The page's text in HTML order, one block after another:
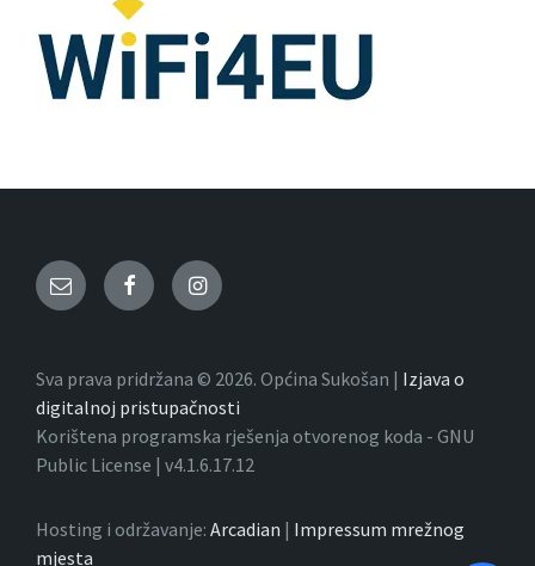
Email FacebookInstagram
Sva prava pridržana © 2026. Općina Sukošan | Izjava o
digitalnoj pristupačnosti
Korištena programska rješenja otvorenog koda - GNU
Public License | v4.1.6.17.12
Hosting i održavanje: Arcadian | Impressum mrežnog
mjesta